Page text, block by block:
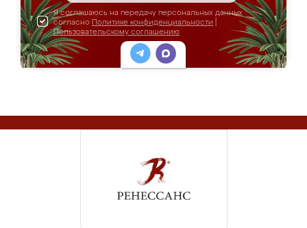
Я соглашаюсь на передачу персональных данных
согласно Политике конфиденциальности
Пользовательскому соглашению